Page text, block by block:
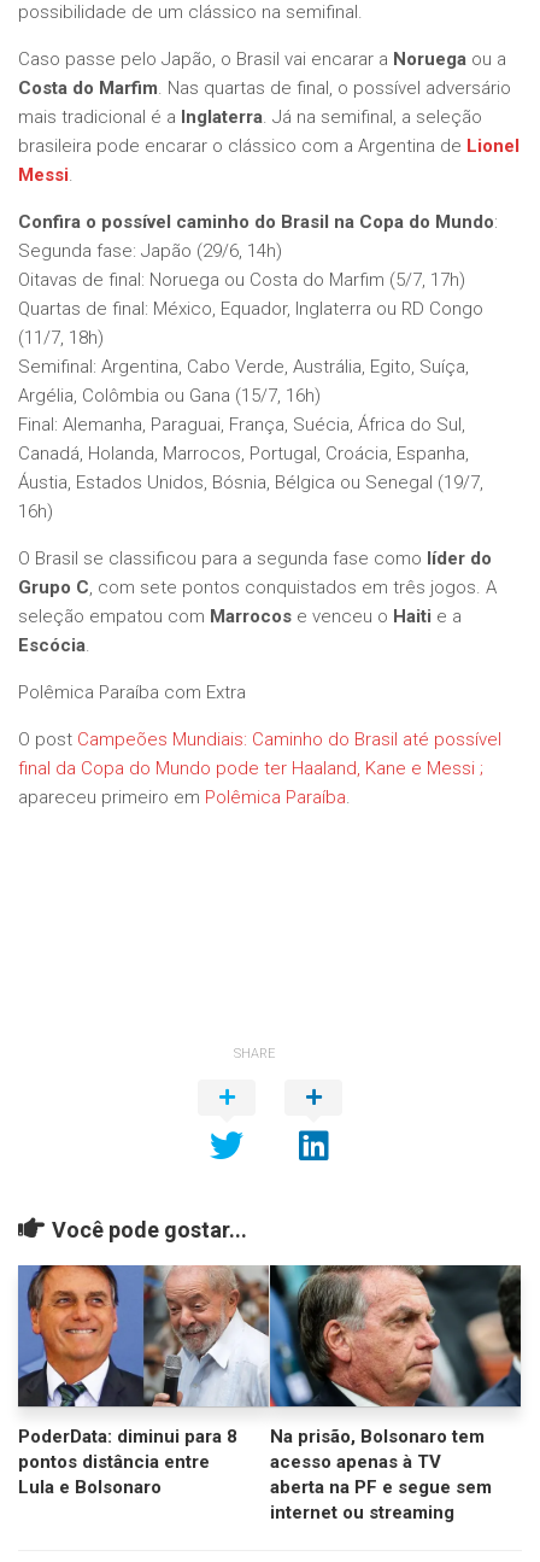
possibilidade de um clássico na semifinal.
Caso passe pelo Japão, o Brasil vai encarar a Noruega ou a
Costa do Marfim. Nas quartas de final, o possível adversário
mais tradicional é a Inglaterra. Já na semifinal, a seleção
brasileira pode encarar o clássico com a Argentina de Lionel
Messi.
Confira o possível caminho do Brasil na Copa do Mundo:
Segunda fase: Japão (29/6, 14h)
Oitavas de final: Noruega ou Costa do Marfim (5/7, 17h)
Quartas de final: México, Equador, Inglaterra ou RD Congo
(11/7, 18h)
Semifinal: Argentina, Cabo Verde, Austrália, Egito, Suíça,
Argélia, Colômbia ou Gana (15/7, 16h)
Final: Alemanha, Paraguai, França, Suécia, África do Sul,
Canadá, Holanda, Marrocos, Portugal, Croácia, Espanha,
Áustia, Estados Unidos, Bósnia, Bélgica ou Senegal (19/7,
16h)
O Brasil se classificou para a segunda fase como líder do
Grupo C, com sete pontos conquistados em três jogos. A
seleção empatou com Marrocos e venceu o Haiti e a
Escócia.
Polêmica Paraíba com Extra
O post Campeões Mundiais: Caminho do Brasil até possível
final da Copa do Mundo pode ter Haaland, Kane e Messi ;
apareceu primeiro em Polêmica Paraíba.
SHARE
Você pode gostar...
PoderData: diminui para 8
pontos distância entre
Lula e Bolsonaro
Na prisão, Bolsonaro tem
acesso apenas à TV
aberta na PF e segue sem
internet ou streaming